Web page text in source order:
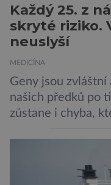
Každý 25. z
skryté riziko.
neuslyší
MEDICÍNA
Geny jsou
našich předků po
zůstane i chyba,
jednou
to je případ řady